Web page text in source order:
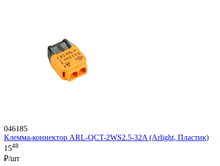
046185
Клемма-коннектор ARL-QCT-2WS2.5-32A (Arlight, Пластик)
1548
₽/шт